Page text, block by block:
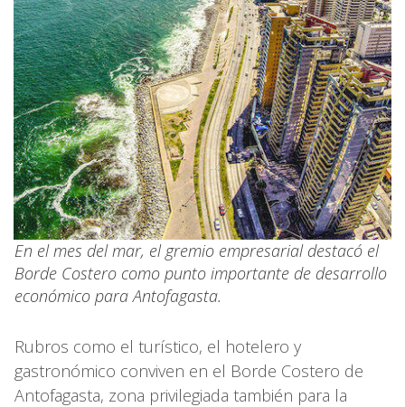
En el mes del mar, el gremio empresarial destacó el
Borde Costero como punto importante de desarrollo
económico para Antofagasta.
Rubros como el turístico, el hotelero y
gastronómico conviven en el Borde Costero de
Antofagasta, zona privilegiada también para la